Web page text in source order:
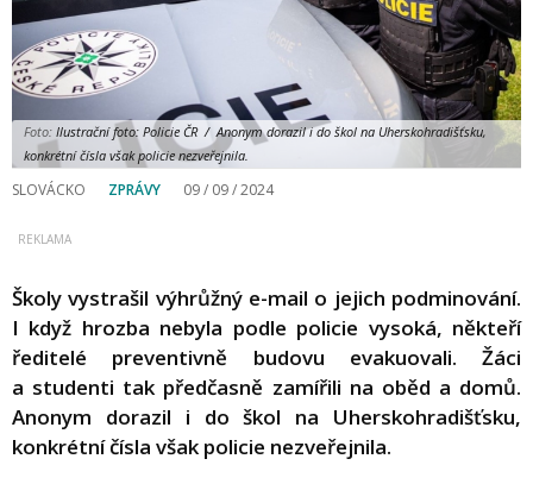
Foto: Ilustrační foto: Policie ČR / Anonym dorazil i do škol na Uherskohradišťsku,
konkrétní čísla však policie nezveřejnila.
SLOVÁCKO ZPRÁVY 09 / 09 / 2024
Školy vystrašil výhrůžný e-mail o jejich podminování.
I když hrozba nebyla podle policie vysoká, někteří
ředitelé preventivně budovu evakuovali. Žáci
a studenti tak předčasně zamířili na oběd a domů.
Anonym dorazil i do škol na Uherskohradišťsku,
konkrétní čísla však policie nezveřejnila.